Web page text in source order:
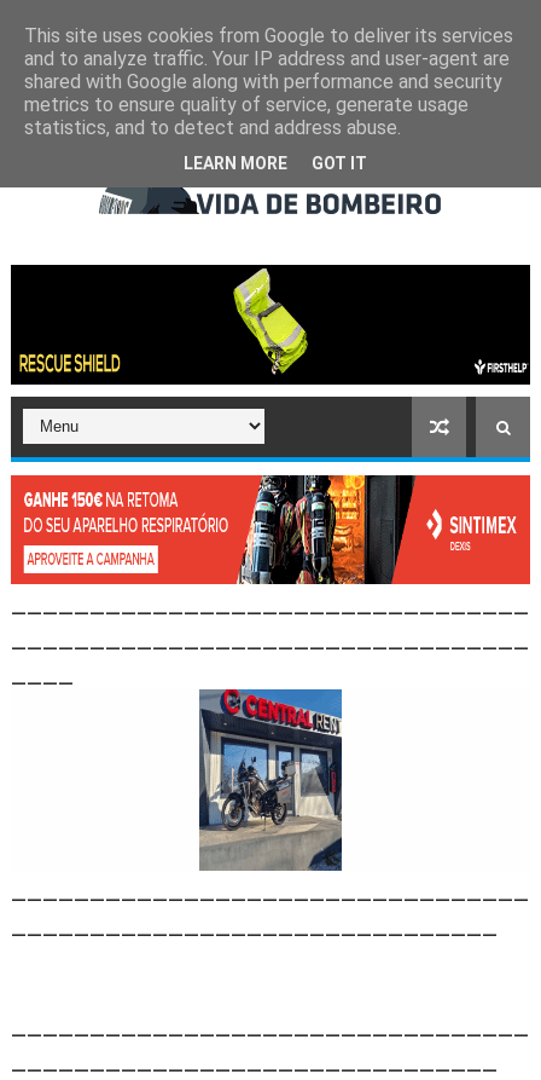
This site uses cookies from Google to deliver its services
and to analyze traffic. Your IP address and user-agent are
shared with Google along with performance and security
metrics to ensure quality of service, generate usage
statistics, and to detect and address abuse.
LEARN MORE GOT IT